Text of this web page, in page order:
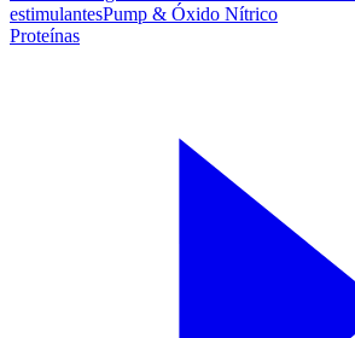
estimulantesPump & Óxido Nítrico
Proteínas